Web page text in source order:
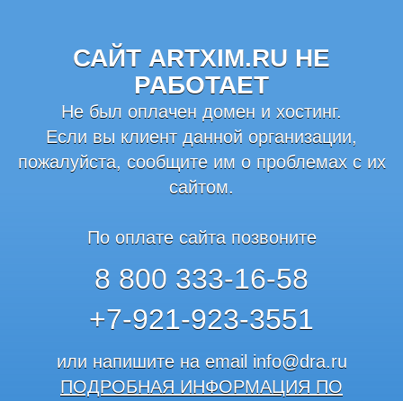
САЙТ ARTXIM.RU НЕ
РАБОТАЕТ
Не был оплачен домен и хостинг.
Если вы клиент данной организации,
пожалуйста, сообщите им о проблемах с их
сайтом.
По оплате сайта позвоните
8 800 333-16-58
+7-921-923-3551
или напишите на email info@dra.ru
ПОДРОБНАЯ ИНФОРМАЦИЯ ПО